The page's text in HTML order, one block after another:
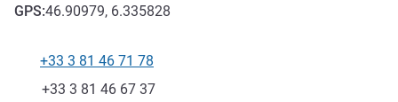
GPS:46.90979, 6.335828
电话
+33 3 81 46 71 78
传真
+33 3 81 46 67 37